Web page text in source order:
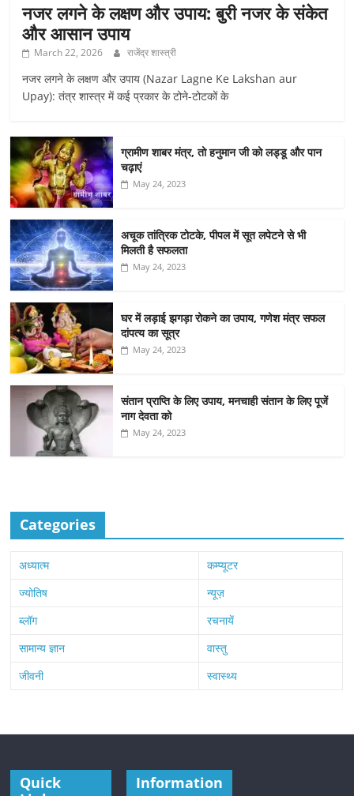
नजर लगने के लक्षण और उपाय: बुरी नजर के संकेत
और आसान उपाय
March 22, 2026 राजेंद्र शास्त्री
नजर लगने के लक्षण और उपाय (Nazar Lagne Ke Lakshan aur
Upay): तंत्र शास्त्र में कई प्रकार के टोने-टोटकों के
ग्रामीण शाबर मंत्र, तो हनुमान जी को लड्डू और पान
चढ़ाएं
May 24, 2023
अचूक तांत्रिक टोटके, पीपल में सूत लपेटने से भी
मिलती है सफलता
May 24, 2023
घर में लड़ाई झगड़ा रोकने का उपाय, गणेश मंत्र सफल
दांपत्य का सूत्र
May 24, 2023
संतान प्राप्ति के लिए उपाय, मनचाही संतान के लिए पूजें
नाग देवता को
May 24, 2023
Categories
अध्यात्म
कम्प्यूटर
ज्योतिष
न्यूज़
ब्लॉग
रचनायें
सामान्य ज्ञान
वास्तु
जीवनी
स्वास्थ्य
Quick
Information